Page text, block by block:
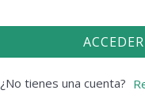
ACCEDER
¿No tienes una cuenta?